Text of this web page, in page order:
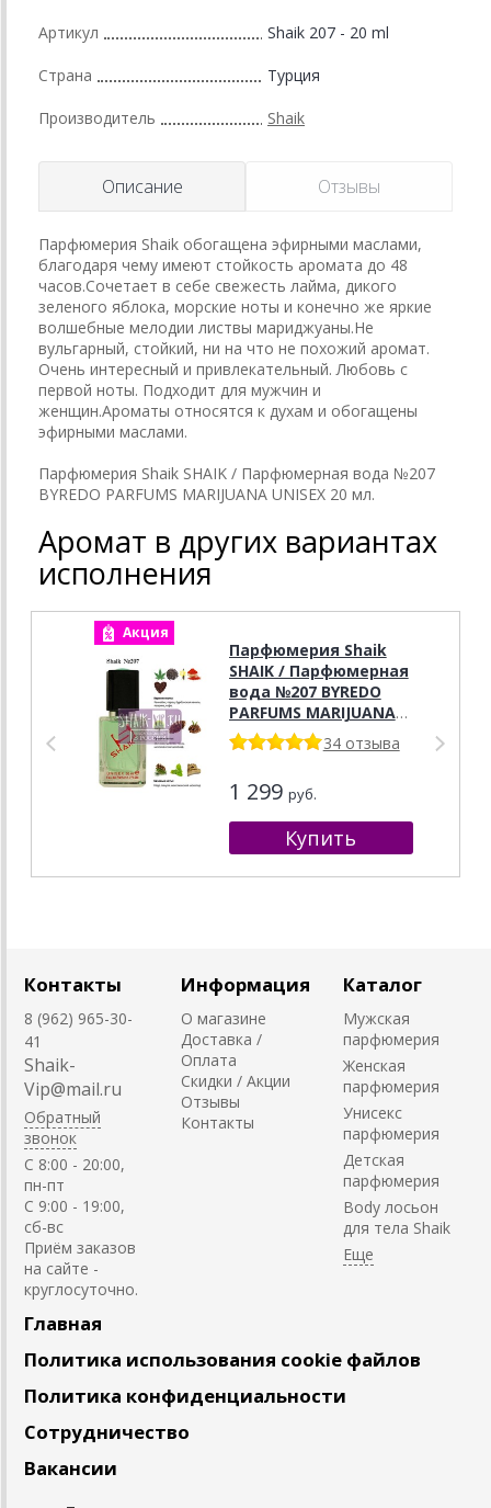
Артикул Shaik 207 - 20 ml
Страна Турция
Производитель Shaik
Описание Отзывы
Парфюмерия Shaik обогащена эфирными маслами,
благодаря чему имеют стойкость аромата до 48
часов.Сочетает в себе свежесть лайма, дикого
зеленого яблока, морские ноты и конечно же яркие
волшебные мелодии листвы мариджуаны.Не
вульгарный, стойкий, ни на что не похожий аромат.
Очень интересный и привлекательный. Любовь с
первой ноты. Подходит для мужчин и
женщин.Ароматы относятся к духам и обогащены
эфирными маслами.
Парфюмерия Shaik SHAIK / Парфюмерная вода №207
BYREDO PARFUMS MARIJUANA UNISEX 20 мл.
Аромат в других вариантах
исполнения
Акция
Парфюмерия Shaik
SHAIK / Парфюмерная
вода №207 BYREDO
PARFUMS MARIJUANA
UNISEX , 50 мл.34 отзыва
1 299 руб.
Контакты
8 (962) 965-30-
41
Shaik-
Vip@mail.ru
Обратный
звонок
C 8:00 - 20:00,
пн-пт
С 9:00 - 19:00,
сб-вс
Приём заказов
на сайте -
круглосуточно.
Информация
О магазине
Доставка /
Оплата
Скидки / Акции
Отзывы
Контакты
Каталог
Мужская
парфюмерия
Женская
парфюмерия
Унисекс
парфюмерия
Детская
парфюмерия
Body лосьон
для тела Shaik
Главная
Политика использования cookie файлов
Политика конфиденциальности
Сотрудничество
Вакансии